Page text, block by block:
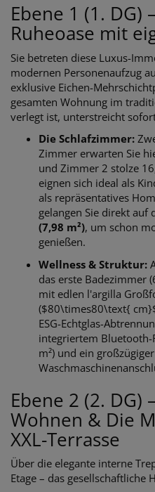
Ebene 1 (1. DG)
Ruheoase mit
Sie betreten diese Luxus-
modernen Personenaufzug
exklusive Eichen-
gesamten Wohnung im
verlegt ist, unterstreicht
Die Schlafzimmer:
Zimmer erwarten Sie
und Zimmer 2 stolze
eignen sich ideal als
als repräsentatives
gelangen Sie direkt auf
(7,98 m²), um schon
genießen.
Wellness & Struktur:
das erste Badezimmer
mit edlen l'argilla
($80\times80\text{
ESG-Echtglas-
integriertem Bluetooth-
m²) und ein
Ebene 2 (2. DG)
Wohnen & Die
XXL-Terrasse
Über die elegante interne
Etage – das gesellschaftliche